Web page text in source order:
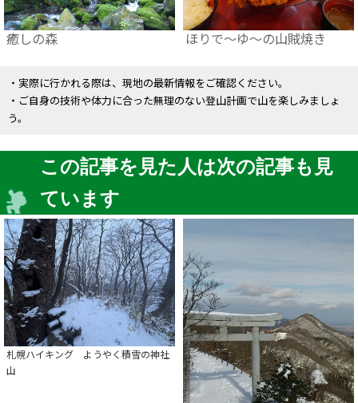
癒しの森 ほりで～ゆ～の山賊焼き
・実際に行かれる際は、現地の最新情報をご確認ください。
・ご自身の技術や体力に合った無理のない登山計画で山を楽しみましょ
う。
この記事を見た人は次の記事も見
ています
札幌ハイキング ようやく積雪の神社
山